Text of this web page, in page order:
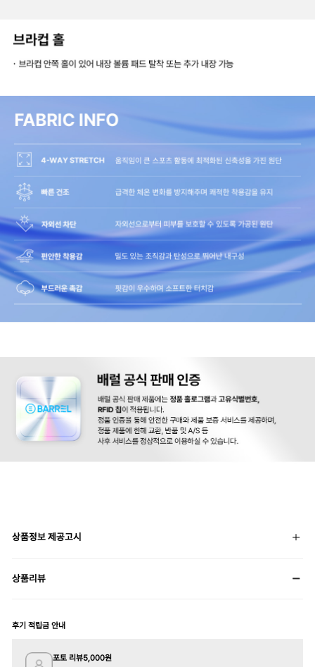
상품정보 제공고시
상품리뷰
후기 적립금 안내
포토 리뷰5,000원